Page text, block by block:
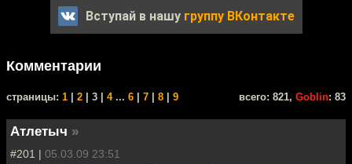
Вступай в нашу группу ВКонтакте
Комментарии
cтраницы: 1 2 | 3 | 4... 6 7 8 9 всего: 821, Goblin: 83
Атлетыч »
#201 | 05.03.09 23:51